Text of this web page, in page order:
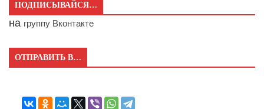
ПОДПИСЫВАЙСЯ…
на группу Вконтакте
ОТПРАВИТЬ В…